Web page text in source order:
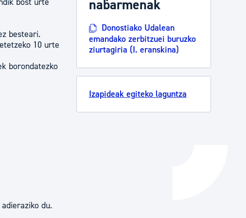
Tramitaziorako laguntza
besteari.
10 urte
borondatezko
du.
nabarmenak
Donostiako Udalean
emandako zerbitzuei buruzko
ziurtagiria (I. eranskina)
Izapideak egiteko laguntza